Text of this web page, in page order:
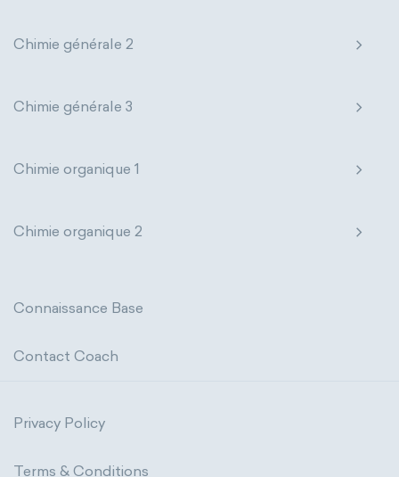
Physical organic chemistry
Nuclear chemistry
Environmental chemistry
Agrochemistry
Chemical engineering
Chimie générale 2
Chimie générale 3
Chimie organique 1
Chimie organique 2
Connaissance Base
Contact Coach
Privacy Policy
Terms & Conditions